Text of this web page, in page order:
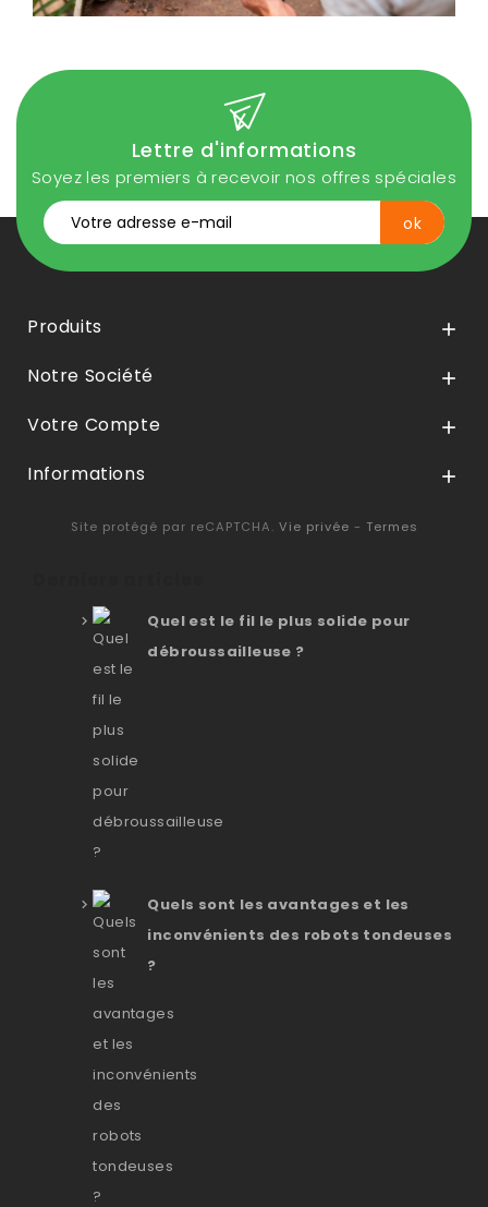
Lettre d'informations
Soyez les premiers à recevoir nos offres spéciales
Produits 
Notre Société 
Votre Compte 
Informations 
Site protégé par reCAPTCHA. Vie privée - Termes
Quel est le fil le plus solide pour
débroussailleuse ?
Quels sont les avantages et les
inconvénients des robots tondeuses
?